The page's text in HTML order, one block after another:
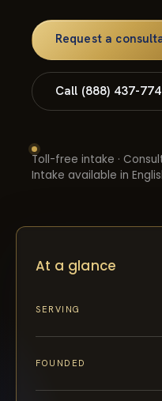
Request a
Call (888) 437-
Toll-free intake ·
Intake available in
At a glance
SERVING
FOUNDED